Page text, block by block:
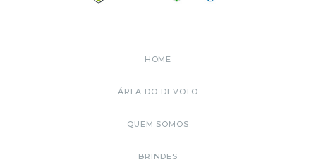
HOME
ÁREA DO DEVOTO
QUEM SOMOS
BRINDES